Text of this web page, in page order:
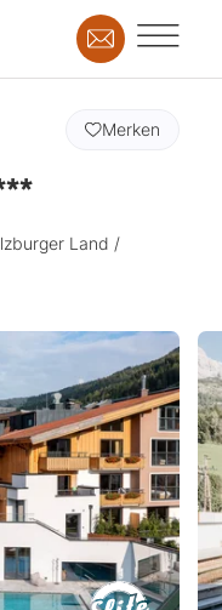
Land /
Merken